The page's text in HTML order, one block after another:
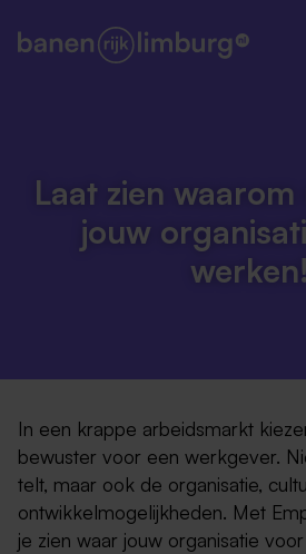
Laat zien
jouw
werken!
In een krappe arbeidsmarkt
bewuster voor een werkgever.
telt, maar ook de organisatie,
ontwikkelmogelijkheden. Met
je zien waar jouw organisatie